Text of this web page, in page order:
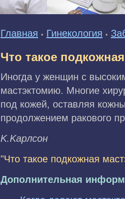
Главная • Гинекология •
Что такое
Иногда у женщин с
мастэктомию. Многие
под кожей, оставляя
продолжением ракового
K.Kapлсoн
"Что такое подкожная
Дополнительная